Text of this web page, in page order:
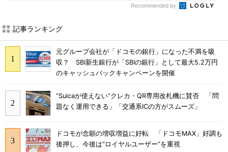
Recommended by
記事ランキング
元グループ会社が「ドコモの銀行」になった不満を吸
収？ SBI新生銀行が「SBIの銀行」として最大5.2万円
のキャッシュバックキャンペーンを開催
“Suicaが使えない”クレカ・QR専用改札機に賛否 「問
題なく運用できる」「交通系ICの方がスムーズ」
ドコモが念願の増収増益に好転 「ドコモMAX」好調も
後押し、今後は“ロイヤルユーザー”を重視